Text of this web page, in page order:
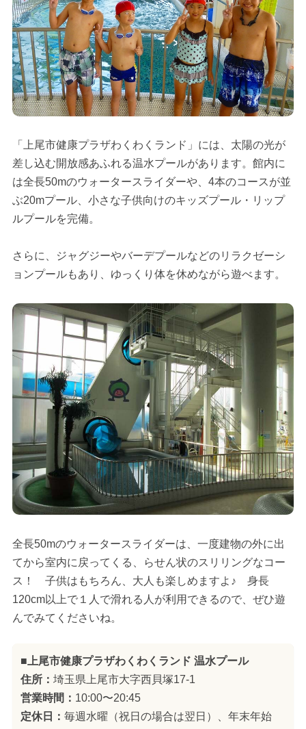
「上尾市健康プラザわくわくランド」には、太陽の光が
差し込む開放感あふれる温水プールがあります。館内に
は全長50mのウォータースライダーや、4本のコースが並
ぶ20mプール、小さな子供向けのキッズプール・リップ
ルプールを完備。
さらに、ジャグジーやバーデプールなどのリラクゼーシ
ョンプールもあり、ゆっくり体を休めながら遊べます。
全長50mのウォータースライダーは、一度建物の外に出
てから室内に戻ってくる、らせん状のスリリングなコー
ス！ 子供はもちろん、大人も楽しめますよ♪ 身長
120cm以上で１人で滑れる人が利用できるので、ぜひ遊
んでみてくださいね。
■上尾市健康プラザわくわくランド 温水プール
住所： 埼玉県上尾市大字西貝塚17-1
営業時間： 10:00〜20:45
定休日： 毎週水曜（祝日の場合は翌日）、年末年始